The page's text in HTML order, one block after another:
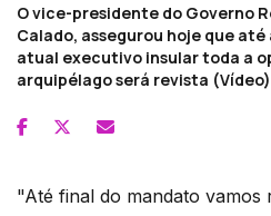
O vice-presidente do Governo
Calado, assegurou hoje que
atual executivo insular toda a
arquipélago será revista (Vídeo)
"Até final do mandato vamos